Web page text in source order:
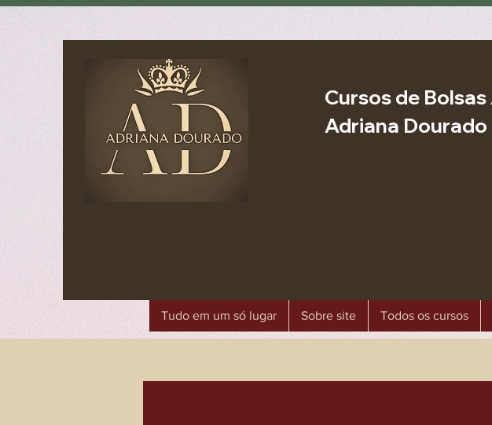
Cursos de
Adriana Dourado
Tudo em um só lugar Sobre site Todos os cursos